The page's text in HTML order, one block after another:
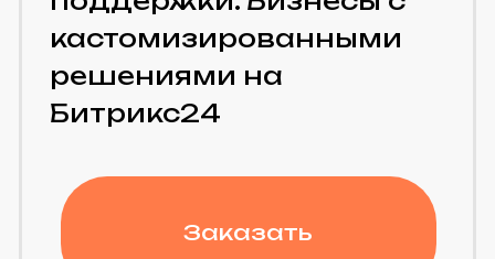
Дополнительные технические
услуги
перенос сайтов/систем на
архитектуре и
масштабированию
сопровождение при обновлении
критически важных компонентов
(PHP, базы данных);
перед запуском;